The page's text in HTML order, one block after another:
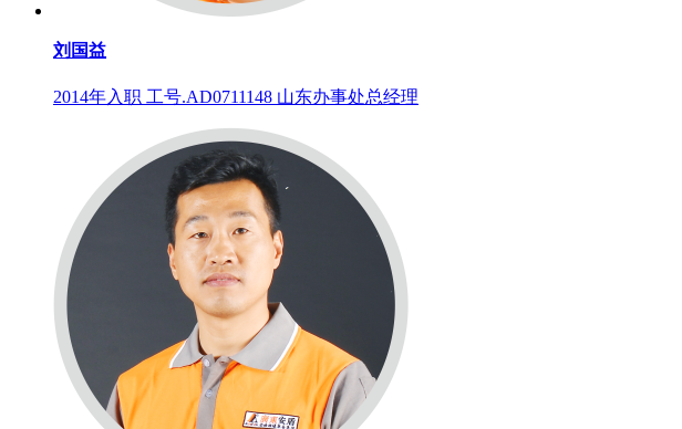
刘国益
2014年入职 工号.AD0711148 山东办事处总经理